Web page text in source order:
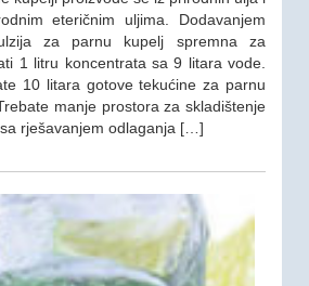
eteričnim uljima. Dodavanjem
za parnu kupelj spremna za
1 litru koncentrata sa 9 litara vode.
10 litara gotove tekućine za parnu
manje prostora za skladištenje
rješavanjem odlaganja […]